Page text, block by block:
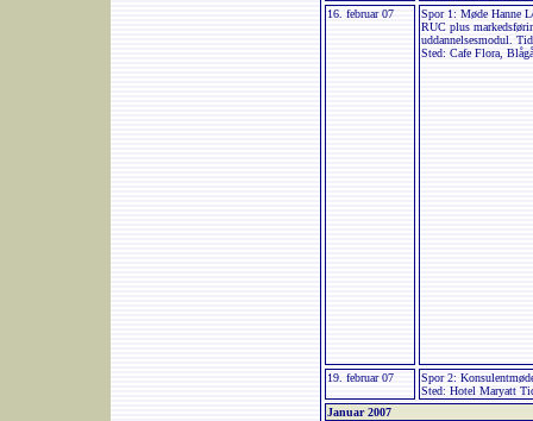
16. februar 07
Spor 1: Møde Hanne
RUC plus
uddannelsesmodul.
Sted: Cafe Flora,
19. februar 07
Spor 2:
Sted: Hotel Maryatt
Januar 2007